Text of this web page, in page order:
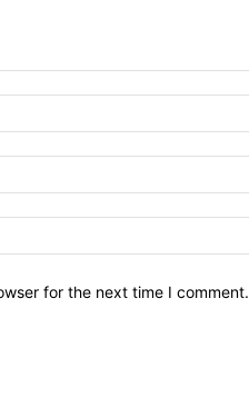
for the next time I comment.